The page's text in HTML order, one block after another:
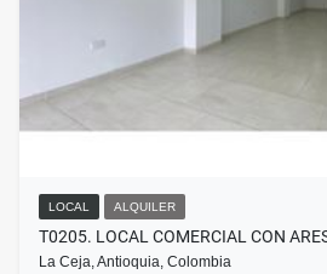
LOCAL ALQUILER
T0205. LOCAL COMERCIAL CON
La Ceja, Antioquia, Colombia